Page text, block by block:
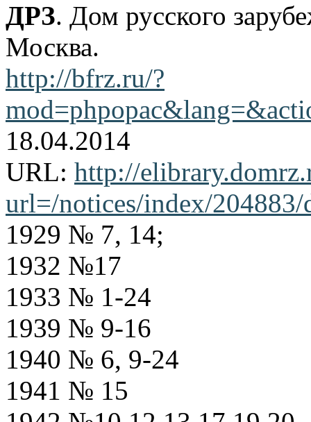
ДРЗ. Дом русского
Москва.
http://bfrz.ru/?
18.04.2014
URL: http://
url=/notices/index/204883/
1929 № 7, 14;
1932 №17
1933 № 1-24
1939 № 9-16
1940 № 6, 9-24
1941 № 15